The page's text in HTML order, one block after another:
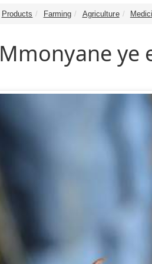
Products Farming Agriculture
Mmonyane ye